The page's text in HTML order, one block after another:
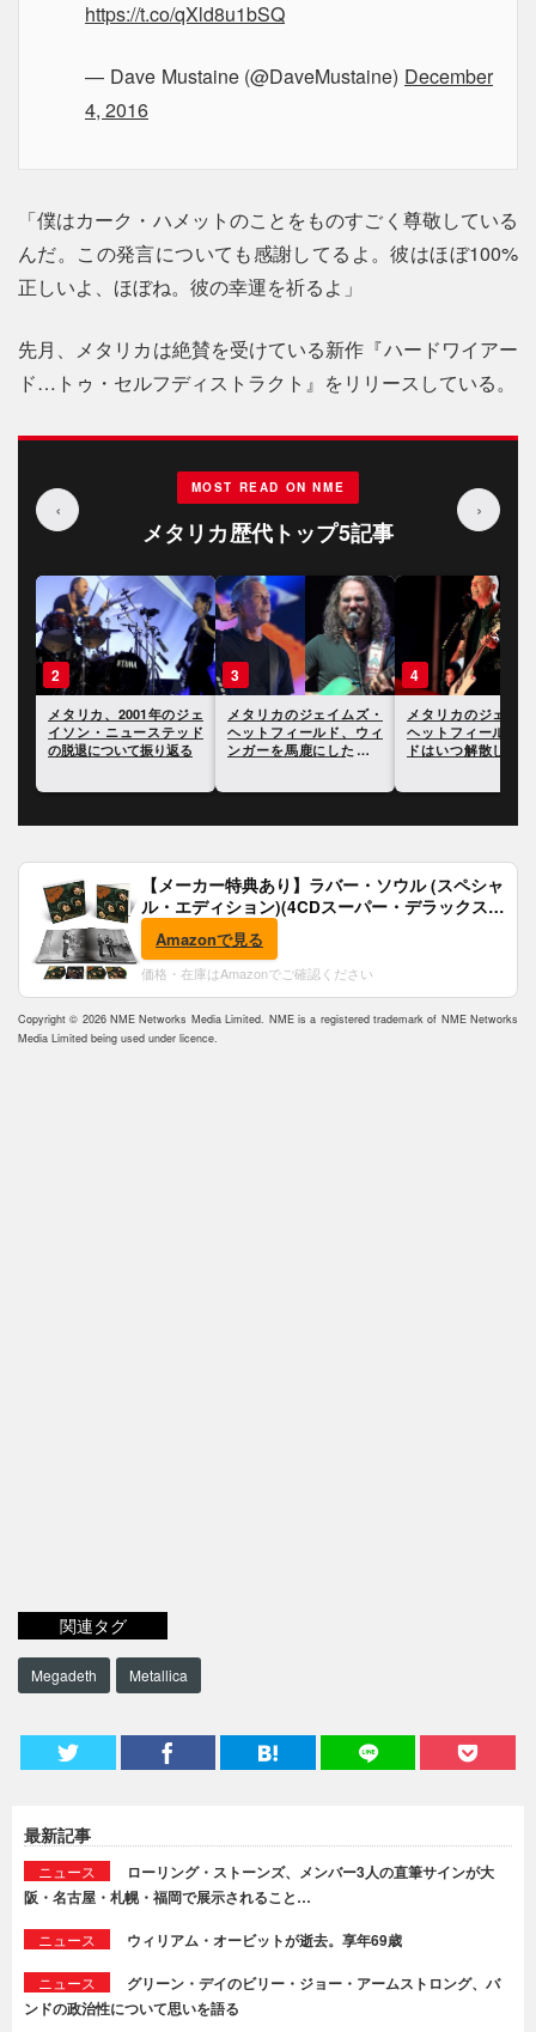
https://t.co/qXld8u1bSQ
— Dave Mustaine (@DaveMustaine) December
4, 2016
「僕はカーク・ハメットのことをものすごく尊敬している
んだ。この発言についても感謝してるよ。彼はほぼ100%
正しいよ、ほぼね。彼の幸運を祈るよ」
先月、メタリカは絶賛を受けている新作『ハードワイアー
ド…トゥ・セルフディストラクト』をリリースしている。
‹
MOST READ ON NME
メタリカ歴代トップ5記事
›
3
メタリカのジェイムズ・
ヘットフィールド、ウィ
ンガーを馬鹿にしたこと
4
メタリカのジェイムズ・
ヘットフィールド、バン
ドはいつ解散してもおか
5
メタリカのラーズ
リッヒ、タトゥー
ていない理由につ
【メーカー特典あり】ラバー・ソウル (スペシャ
ル・エディション)(4CDスーパー・デラックス)
(完全生産限定盤)(SHM-CD)(特典:B2ポスター付)
Amazonで見る
価格・在庫はAmazonでご確認ください
Copyright © 2026 NME Networks Media Limited. NME is a registered trademark of NME Networks
Media Limited being used under licence.
関連タグ
Megadeth Metallica
最新記事
ニュース
ローリング・ストーンズ、メンバー3人の直筆サインが大
阪・名古屋・札幌・福岡で展示されること…
ニュース ウィリアム・オービットが逝去。享年69歳
ニュース
グリーン・デイのビリー・ジョー・アームストロング、バ
ンドの政治性について思いを語る